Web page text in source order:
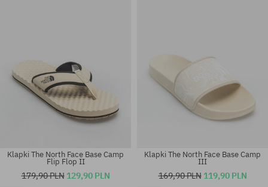
Klapki The North Face Base Camp
Flip Flop II
179,90 PLN 129,90 PLN
Klapki The North Face Base Camp
III
169,90 PLN 119,90 PLN